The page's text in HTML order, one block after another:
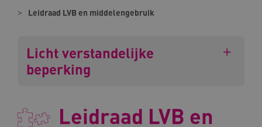
Leidraad LVB en middelengebruik
Licht verstandelijke
beperking
Leidraad LVB en